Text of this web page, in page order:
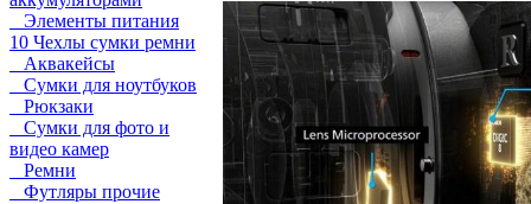
Элементы питания
10 Чехлы сумки ремни
Аквакейсы
Сумки для ноутбуков
Рюкзаки
Сумки для фото и
видео камер
Ремни
Футляры прочие